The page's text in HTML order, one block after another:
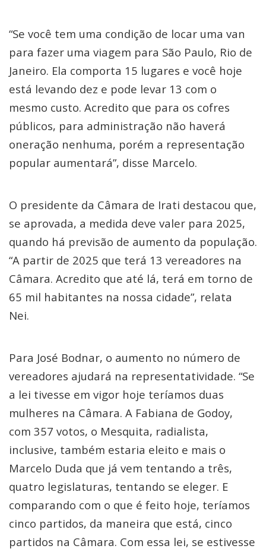
“Se você tem uma condição de locar uma van
para fazer uma viagem para São Paulo, Rio de
Janeiro. Ela comporta 15 lugares e você hoje
está levando dez e pode levar 13 com o
mesmo custo. Acredito que para os cofres
públicos, para administração não haverá
oneração nenhuma, porém a representação
popular aumentará”, disse Marcelo.
O presidente da Câmara de Irati destacou que,
se aprovada, a medida deve valer para 2025,
quando há previsão de aumento da população.
“A partir de 2025 que terá 13 vereadores na
Câmara. Acredito que até lá, terá em torno de
65 mil habitantes na nossa cidade”, relata
Nei.
Para José Bodnar, o aumento no número de
vereadores ajudará na representatividade. “Se
a lei tivesse em vigor hoje teríamos duas
mulheres na Câmara. A Fabiana de Godoy,
com 357 votos, o Mesquita, radialista,
inclusive, também estaria eleito e mais o
Marcelo Duda que já vem tentando a três,
quatro legislaturas, tentando se eleger. E
comparando com o que é feito hoje, teríamos
cinco partidos, da maneira que está, cinco
partidos na Câmara. Com essa lei, se estivesse